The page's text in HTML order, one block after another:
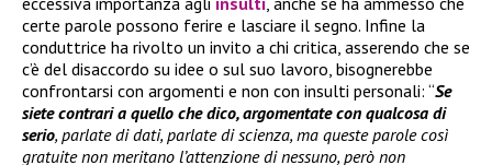
certe parole possono ferire e lasciare il segno. Infine la
conduttrice ha rivolto un invito a chi critica, asserendo che se
c’è del disaccordo su idee o sul suo lavoro, bisognerebbe
confrontarsi con argomenti e non con insulti personali: “Se
siete contrari a quello che dico, argomentate con qualcosa di
serio, parlate di dati, parlate di scienza, ma queste parole così
gratuite non meritano l’attenzione di nessuno, però non